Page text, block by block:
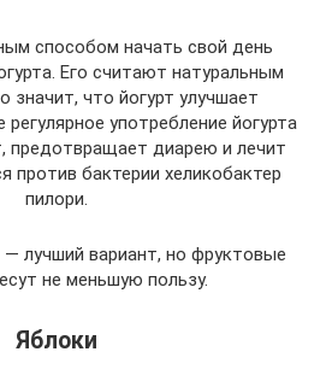
способом начать свой день
Его считают натуральным
значит, что йогурт улучшает
употребление йогурта
предотвращает диарею и лечит
против бактерии хеликобактер
пилори.
лучший вариант, но фруктовые
не меньшую пользу.
Яблоки